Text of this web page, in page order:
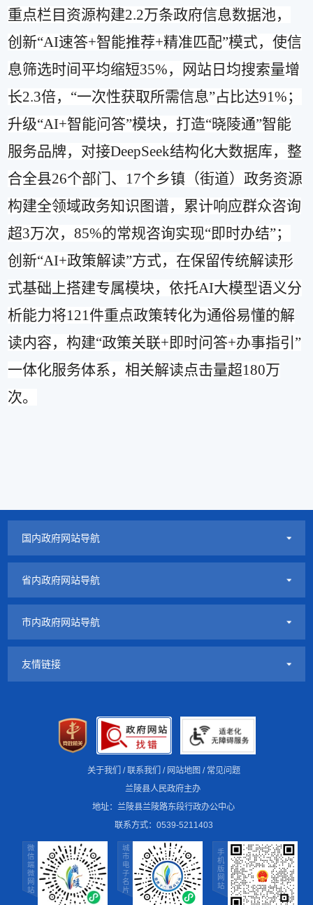
重点栏目资源构建2.2万条政府信息数据池，
创新“AI速答+智能推荐+精准匹配”模式，使信
息筛选时间平均缩短35%，网站日均搜索量增
长2.3倍， “一次性获取所需信息”占比达91%；
升级“AI+智能问答”模块，打造“晓陵通”智能
服务品牌，对接DeepSeek结构化大数据库，整
合全县26个部门、 17个乡镇（街道）政务资源
构建全领域政务知识图谱，累计响应群众咨询
超3万次，85%的常规咨询实现“即时办结”；
创新“AI+政策解读”方式，在保留传统解读形
式基础上搭建专属模块，依托AI大模型语义分
析能力将121件重点政策转化为通俗易懂的解
读内容，构建“政策关联+即时问答+办事指引 ”
一体化服务体系，相关解读点击量超180万
次。
国内政府网站导航
省内政府网站导航
市内政府网站导航
友情链接
关于我们 /联系我们 / 网站地图 / 常见问题
兰陵县人民政府主办
地址：兰陵县兰陵路东段行政办公中心
联系方式：0539-5211403
微信端微网站 城市电子名片 手机版网站